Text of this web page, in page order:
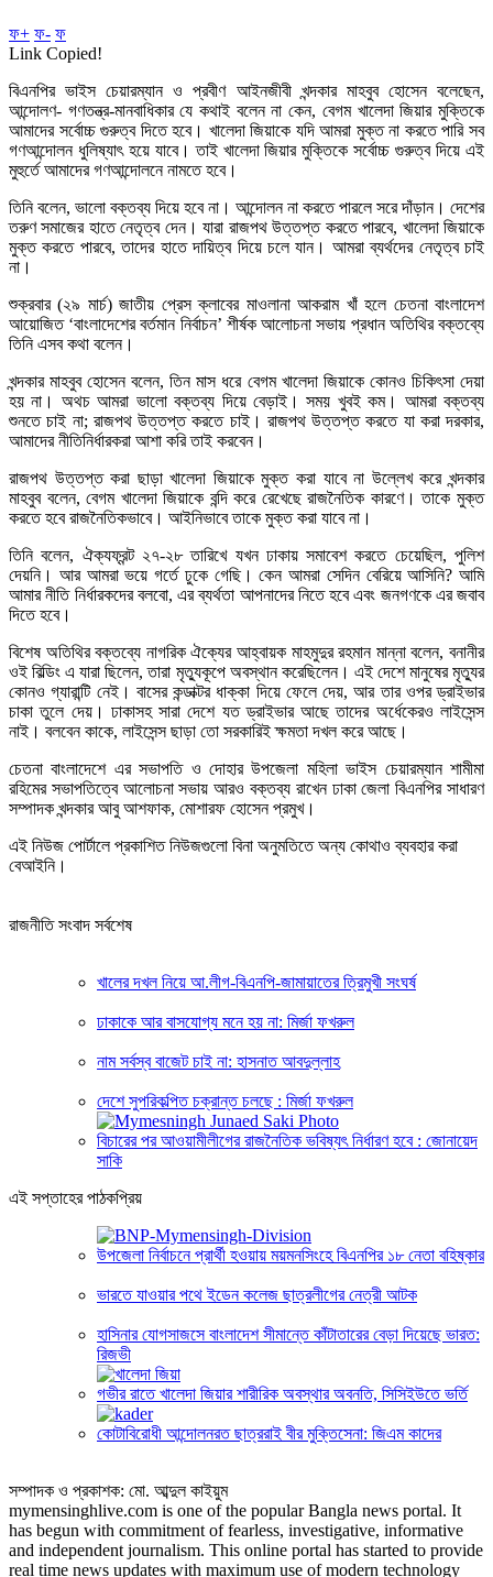
ফ+ ফ- ফ
Link Copied!
বিএনপির ভাইস চেয়ারম্যান ও প্রবীণ আইনজীবী খন্দকার মাহবুব হোসেন বলেছেন,
আন্দোলণ- গণতন্ত্র-মানবাধিকার যে কথাই বলেন না কেন, বেগম খালেদা জিয়ার মুক্তিকে
আমাদের সর্বোচ্চ গুরুত্ব দিতে হবে। খালেদা জিয়াকে যদি আমরা মুক্ত না করতে পারি সব
গণআন্দোলন ধুলিষ্যাৎ হয়ে যাবে। তাই খালেদা জিয়ার মুক্তিকে সর্বোচ্চ গুরুত্ব দিয়ে এই
মুহুর্তে আমাদের গণআন্দোলনে নামতে হবে।
তিনি বলেন, ভালো বক্তব্য দিয়ে হবে না। আন্দোলন না করতে পারলে সরে দাঁড়ান। দেশের
তরুণ সমাজের হাতে নেতৃত্ব দেন। যারা রাজপথ উত্তপ্ত করতে পারবে, খালেদা জিয়াকে
মুক্ত করতে পারবে, তাদের হাতে দায়িত্ব দিয়ে চলে যান। আমরা ব্যর্থদের নেতৃত্ব চাই
না।
শুক্রবার (২৯ মার্চ) জাতীয় প্রেস ক্লাবের মাওলানা আকরাম খাঁ হলে চেতনা বাংলাদেশ
আয়োজিত ‘বাংলাদেশের বর্তমান নির্বাচন’ শীর্ষক আলোচনা সভায় প্রধান অতিথির বক্তব্যে
তিনি এসব কথা বলেন।
খন্দকার মাহবুব হোসেন বলেন, তিন মাস ধরে বেগম খালেদা জিয়াকে কোনও চিকিৎসা দেয়া
হয় না। অথচ আমরা ভালো বক্তব্য দিয়ে বেড়াই। সময় খুবই কম। আমরা বক্তব্য
শুনতে চাই না; রাজপথ উত্তপ্ত করতে চাই। রাজপথ উত্তপ্ত করতে যা করা দরকার,
আমাদের নীতিনির্ধারকরা আশা করি তাই করবেন।
রাজপথ উত্তপ্ত করা ছাড়া খালেদা জিয়াকে মুক্ত করা যাবে না উল্লেখ করে খন্দকার
মাহবুব বলেন, বেগম খালেদা জিয়াকে বন্দি করে রেখেছে রাজনৈতিক কারণে। তাকে মুক্ত
করতে হবে রাজনৈতিকভাবে। আইনিভাবে তাকে মুক্ত করা যাবে না।
তিনি বলেন, ঐক্যফ্রন্ট ২৭-২৮ তারিখে যখন ঢাকায় সমাবেশ করতে চেয়েছিল, পুলিশ
দেয়নি। আর আমরা ভয়ে গর্তে ঢুকে গেছি। কেন আমরা সেদিন বেরিয়ে আসিনি? আমি
আমার নীতি নির্ধারকদের বলবো, এর ব্যর্থতা আপনাদের নিতে হবে এবং জনগণকে এর জবাব
দিতে হবে।
বিশেষ অতিথির বক্তব্যে নাগরিক ঐক্যের আহ্বায়ক মাহমুদুর রহমান মান্না বলেন, বনানীর
ওই বিল্ডিং এ যারা ছিলেন, তারা মৃত্যুকূপে অবস্থান করেছিলেন। এই দেশে মানুষের মৃত্যুর
কোনও গ্যারান্টি নেই। বাসের কন্ডাক্টর ধাক্কা দিয়ে ফেলে দেয়, আর তার ওপর ড্রাইভার
চাকা তুলে দেয়। ঢাকাসহ সারা দেশে যত ড্রাইভার আছে তাদের অর্ধেকেরও লাইসেন্স
নাই। বলবেন কাকে, লাইসেন্স ছাড়া তো সরকারিই ক্ষমতা দখল করে আছে।
চেতনা বাংলাদেশে এর সভাপতি ও দোহার উপজেলা মহিলা ভাইস চেয়ারম্যান শামীমা
রহিমের সভাপতিত্বে আলোচনা সভায় আরও বক্তব্য রাখেন ঢাকা জেলা বিএনপির সাধারণ
সম্পাদক খন্দকার আবু আশফাক, মোশারফ হোসেন প্রমুখ।
এই নিউজ পোর্টালে প্রকাশিত নিউজগুলো বিনা অনুমতিতে অন্য কোথাও ব্যবহার করা
বেআইনি।
রাজনীতি সংবাদ সর্বশেষ
খালের দখল নিয়ে আ.লীগ-বিএনপি-জামায়াতের ত্রিমুখী সংঘর্ষ
ঢাকাকে আর বাসযোগ্য মনে হয় না: মির্জা ফখরুল
নাম সর্বস্ব বাজেট চাই না: হাসনাত আবদুল্লাহ
দেশে সুপরিকল্পিত চক্রান্ত চলছে : মির্জা ফখরুল
বিচারের পর আওয়ামীলীগের রাজনৈতিক ভবিষ্যৎ নির্ধারণ হবে : জোনায়েদ
সাকি
এই সপ্তাহের পাঠকপ্রিয়
উপজেলা নির্বাচনে প্রার্থী হওয়ায় ময়মনসিংহে বিএনপির ১৮ নেতা বহিষ্কার
ভারতে যাওয়ার পথে ইডেন কলেজ ছাত্রলীগের নেত্রী আটক
হাসিনার যোগসাজসে বাংলাদেশ সীমান্তে কাঁটাতারের বেড়া দিয়েছে ভারত:
রিজভী
গভীর রাতে খালেদা জিয়ার শারীরিক অবস্থার অবনতি, সিসিইউতে ভর্তি
কোটাবিরোধী আন্দোলনরত ছাত্ররাই বীর মুক্তিসেনা: জিএম কাদের
সম্পাদক ও প্রকাশক: মো. আব্দুল কাইয়ুম
mymensinghlive.com is one of the popular Bangla news portal. It
has begun with commitment of fearless, investigative, informative
and independent journalism. This online portal has started to provide
real time news updates with maximum use of modern technology